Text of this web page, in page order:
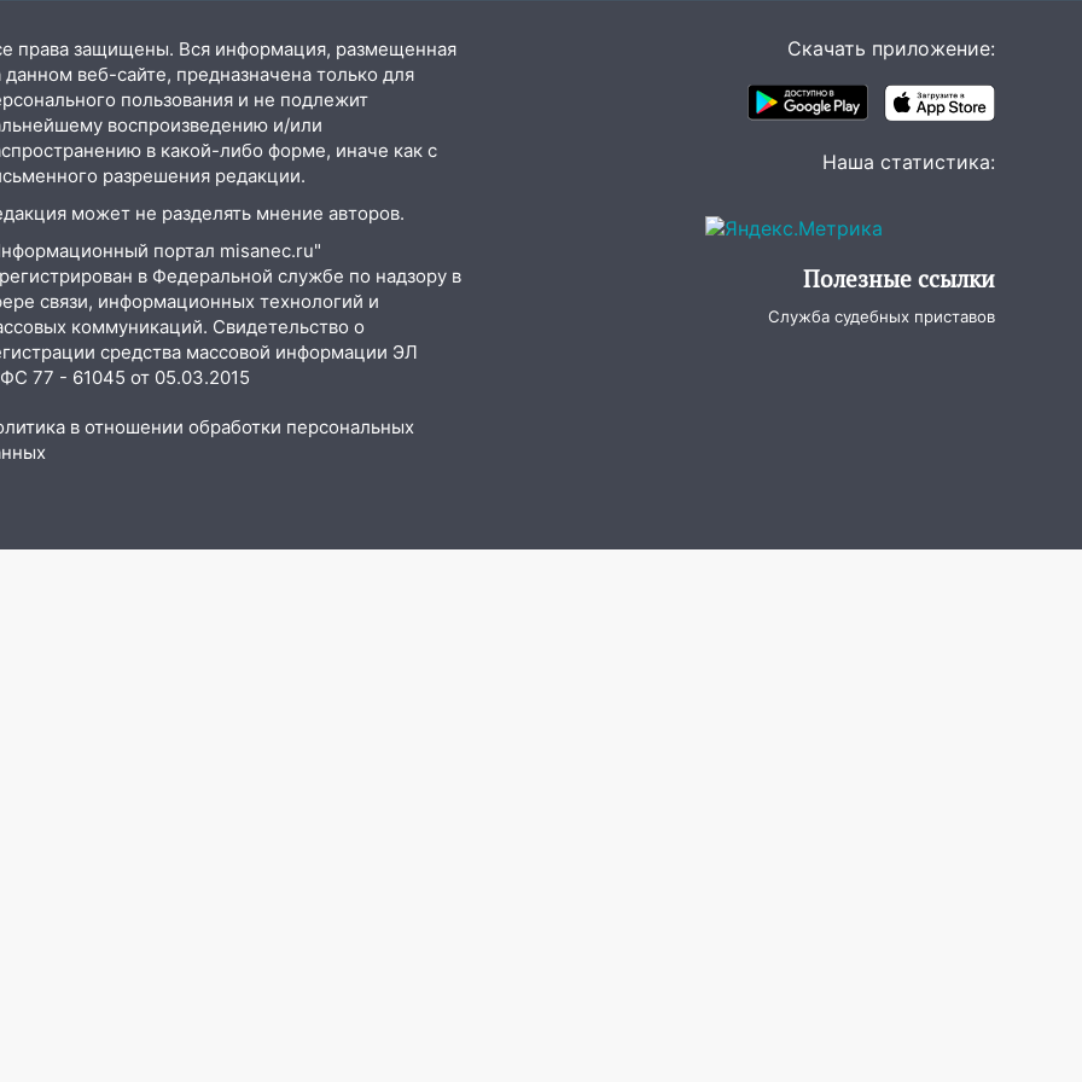
права защищены. Вся информация, размещенная
данном веб-сайте, предназначена только для
пользования и не подлежит
воспроизведению и/или
в какой-либо форме, иначе как с
разрешения редакции.
может не разделять мнение авторов.
портал misanec.ru"
в Федеральной службе по надзору в
связи, информационных технологий и
коммуникаций. Свидетельство о
средства массовой информации ЭЛ
77 - 61045 от 05.03.2015
в отношении обработки персональных
Скачать приложение:
Наша статистика:
Полезные ссылки
Служба судебных приставов